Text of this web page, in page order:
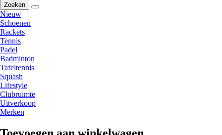
Zoeken
Nieuw
Schoenen
Rackets
Tennis
Padel
Badminton
Tafeltennis
Squash
Lifestyle
Clubruimte
Uitverkoop
Merken